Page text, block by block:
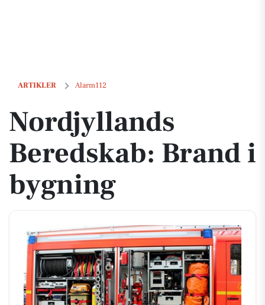
ARTIKLER Alarm112
Nordjyllands Beredskab: Brand i bygning
Nordjyllands
Beredskab: Brand i
bygning